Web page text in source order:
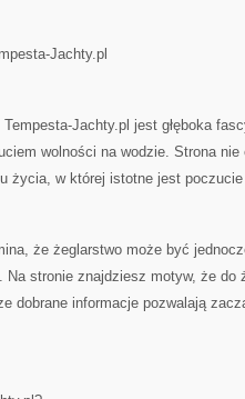
Jachty.pl
Jachty.pl jest głęboka
wolności na wodzie. Strona
życia, w której istotne jest
że żeglarstwo może być
Na stronie znajdziesz motyw, że do
dobrane informacje pozwalają